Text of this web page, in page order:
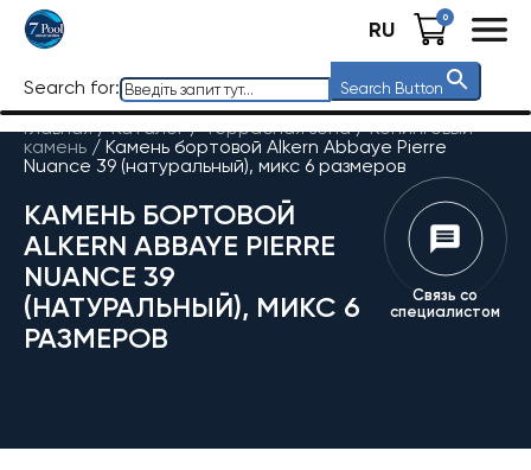
RU 0
Search for: Search Button
Главная / Каталог/Террасная зона/Копинговый
камень / Камень бортовой Alkern Abbaye Pierre
Nuance 39 (натуральный), микс 6 размеров
КАМЕНЬ БОРТОВОЙ
ALKERN ABBAYE PIERRE
NUANCE 39
(НАТУРАЛЬНЫЙ), МИКС 6
РАЗМЕРОВ
Связь со
специалистом